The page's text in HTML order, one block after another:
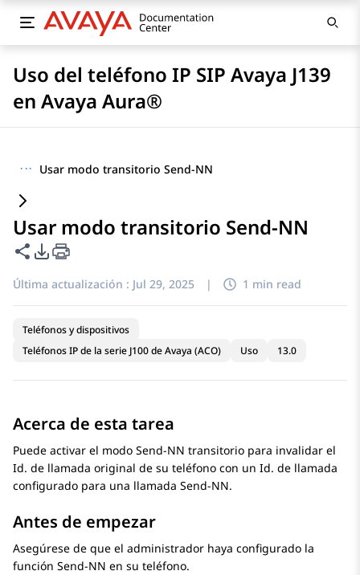
Uso del teléfono IP SIP Avaya J139
en Avaya Aura®
··· Usar modo transitorio Send-NN
Usar modo transitorio Send-NN
Compartir esta página
Opciones de exportación de PDF
Última actualización : Jul 29, 2025 | 1 min read
Teléfonos y dispositivos
Teléfonos IP de la serie J100 de Avaya (ACO)
Uso 13.0
Acerca de esta tarea
Puede activar el modo Send-NN transitorio para invalidar el
Id. de llamada original de su teléfono con un Id. de llamada
configurado para una llamada Send-NN.
Antes de empezar
Asegúrese de que el administrador haya configurado la
función Send-NN en su teléfono.